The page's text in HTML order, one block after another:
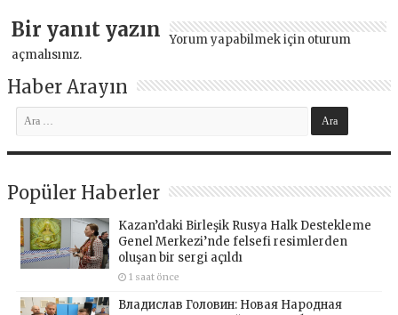
Bir yanıt yazın Yorum yapabilmek için oturum
açmalısınız.
Haber Arayın
Popüler Haberler
Kazan’daki Birleşik Rusya Halk Destekleme
Genel Merkezi’nde felsefi resimlerden
oluşan bir sergi açıldı
1 saat önce
Владислав Головин: Новая Народная